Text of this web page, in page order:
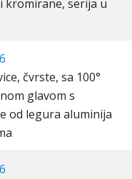
kromirane, serija u
čvrste, sa 100°
glavom s
od legura aluminija